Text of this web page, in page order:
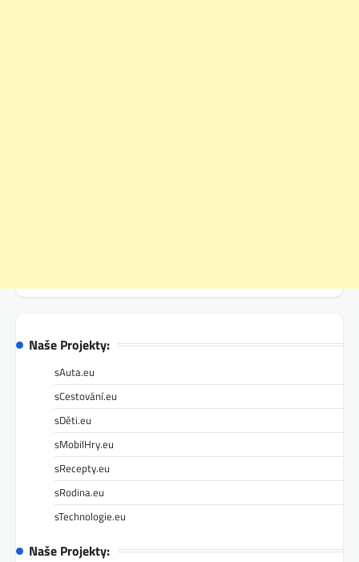
Naše Projekty:
sAuta.eu
sCestování.eu
sDěti.eu
sMobilHry.eu
sRecepty.eu
sRodina.eu
sTechnologie.eu
Naše Projekty: